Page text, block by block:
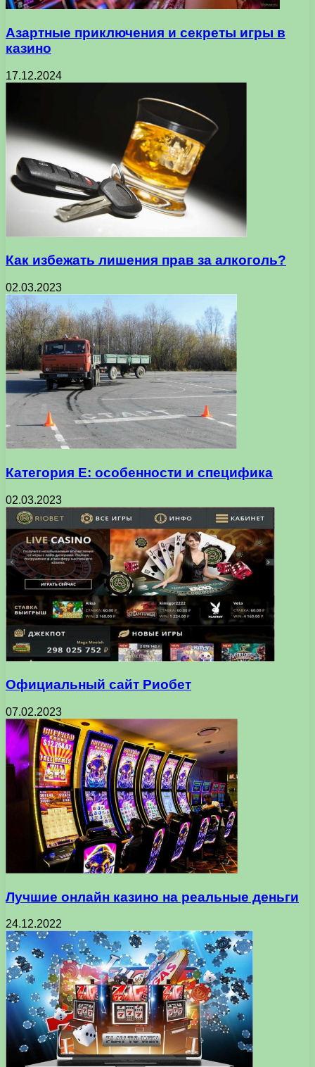
Азартные приключения и секреты игры в
казино
17.12.2024
Как избежать лишения прав за алкоголь?
02.03.2023
Категория Е: особенности и специфика
02.03.2023
Официальный сайт Риобет
07.02.2023
Лучшие онлайн казино на реальные деньги
24.12.2022